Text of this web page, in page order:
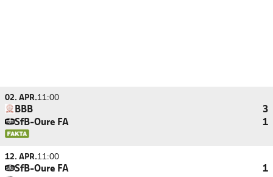
02. APR.11:00
BBB
3
SfB-Oure FA
1
12. APR.11:00
SfB-Oure FA
1